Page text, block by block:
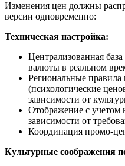
Изменения цен должны
версии одновременно:
Техническая настройка:
Централизованная
валюты в реальном
Региональные правила
(психологические
зависимости от
Отображение с учетом
зависимости от
Координация промо-
Культурные соображения